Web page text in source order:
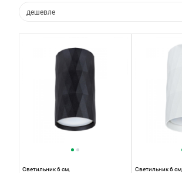
дешевле
по популярности
по новизне
Светильник 6 см,
Светильник 6 см,